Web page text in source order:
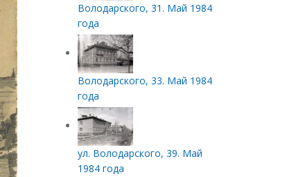
Володарского, 31. Май 1984
года
Володарского, 33. Май 1984
года
ул. Володарского, 39. Май
1984 года